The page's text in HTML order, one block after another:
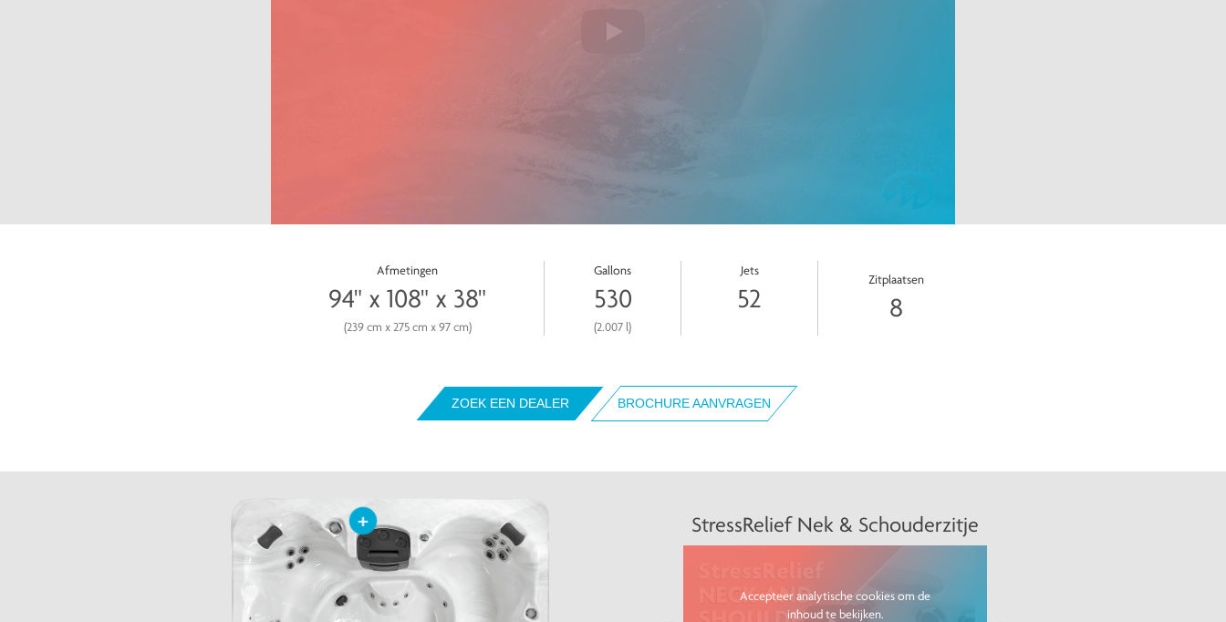
Afmetingen
94" x 108" x 38"
(239 cm x 275 cm x 97 cm)
Gallons
530
(2.007 l)
Jets
52
Zitplaatsen
8
ZOEK EEN DEALER BROCHURE AANVRAGEN
+ StressRelief Nek & Schouderzitje
Accepteer analytische cookies om de
inhoud te bekijken.